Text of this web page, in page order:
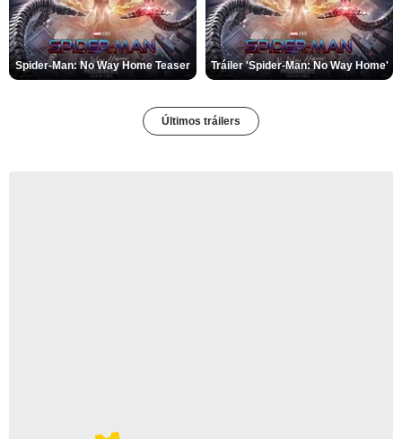
Spider-Man: No Way Home Teaser Tráiler 'Spider-Man: No Way Home'
Últimos tráilers